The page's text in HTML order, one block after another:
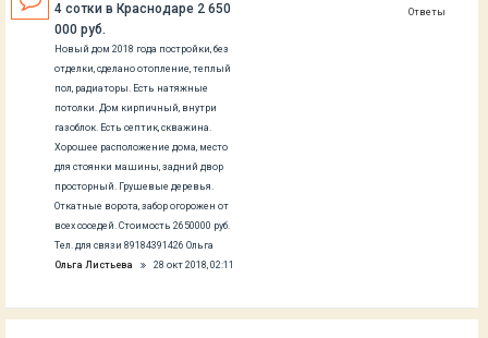
4 сотки в Краснодаре 2 650
000 руб.
Новый дом 2018 года постройки, без
отделки, сделано отопление, теплый
пол, радиаторы. Есть натяжные
потолки. Дом кирпичный, внутри
газоблок. Есть септик, скважина.
Хорошее расположение дома, место
для стоянки машины, задний двор
просторный. Грушевые деревья.
Откатные ворота, забор огорожен от
всех соседей. Стоимость 2650000 руб.
Тел. для связи 89184391426 Ольга
Ольга Листьева
28 окт 2018, 02:11
Ответы